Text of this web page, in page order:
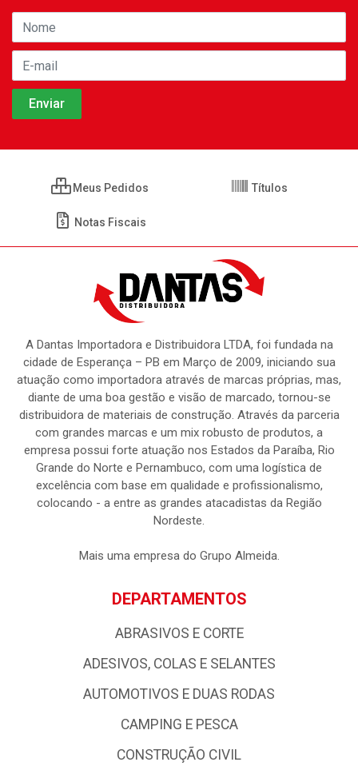
Meus Pedidos Títulos
Notas Fiscais
A Dantas Importadora e Distribuidora LTDA, foi fundada na
cidade de Esperança – PB em Março de 2009, iniciando sua
atuação como importadora através de marcas próprias, mas,
diante de uma boa gestão e visão de marcado, tornou-se
distribuidora de materiais de construção. Através da parceria
com grandes marcas e um mix robusto de produtos, a
empresa possui forte atuação nos Estados da Paraíba, Rio
Grande do Norte e Pernambuco, com uma logística de
excelência com base em qualidade e profissionalismo,
colocando - a entre as grandes atacadistas da Região
Nordeste.
Mais uma empresa do Grupo Almeida.
DEPARTAMENTOS
ABRASIVOS E CORTE
ADESIVOS, COLAS E SELANTES
AUTOMOTIVOS E DUAS RODAS
CAMPING E PESCA
CONSTRUÇÃO CIVIL